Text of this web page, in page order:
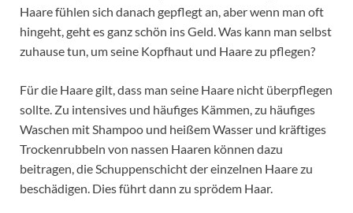
Haare fühlen sich danach gepflegt an, aber wenn man oft
hingeht, geht es ganz schön ins Geld. Was kann man selbst
zuhause tun, um seine Kopfhaut und Haare zu pflegen?
Für die Haare gilt, dass man seine Haare nicht überpflegen
sollte. Zu intensives und häufiges Kämmen, zu häufiges
Waschen mit Shampoo und heißem Wasser und kräftiges
Trockenrubbeln von nassen Haaren können dazu
beitragen, die Schuppenschicht der einzelnen Haare zu
beschädigen. Dies führt dann zu sprödem Haar.